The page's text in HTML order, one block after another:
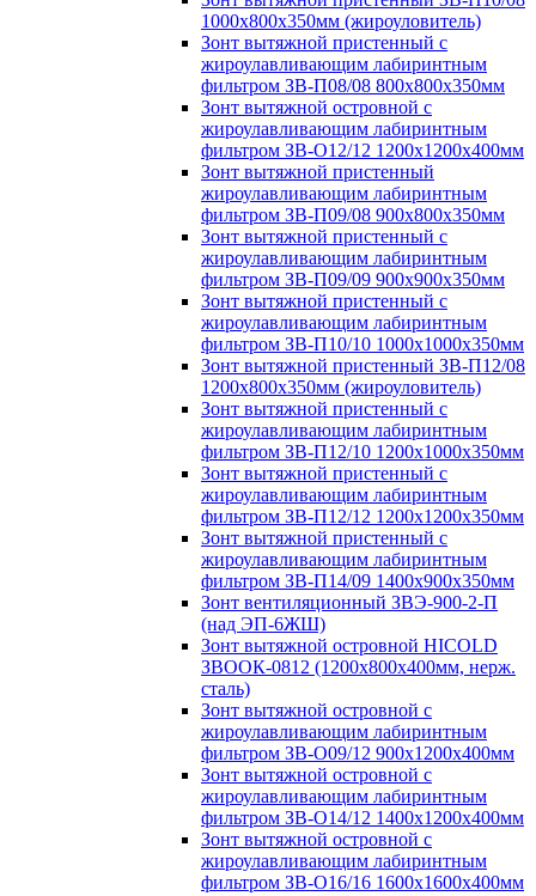
1000х800х350мм (жироуловитель)
Зонт вытяжной пристенный с
жироулавливающим лабиринтным
фильтром ЗВ-П08/08 800х800х350мм
Зонт вытяжной островной с
жироулавливающим лабиринтным
фильтром ЗВ-О12/12 1200х1200х400мм
Зонт вытяжной пристенный
жироулавливающим лабиринтным
фильтром ЗВ-П09/08 900х800х350мм
Зонт вытяжной пристенный с
жироулавливающим лабиринтным
фильтром ЗВ-П09/09 900х900х350мм
Зонт вытяжной пристенный с
жироулавливающим лабиринтным
фильтром ЗВ-П10/10 1000х1000х350мм
Зонт вытяжной пристенный ЗВ-П12/08
1200х800х350мм (жироуловитель)
Зонт вытяжной пристенный с
жироулавливающим лабиринтным
фильтром ЗВ-П12/10 1200х1000х350мм
Зонт вытяжной пристенный с
жироулавливающим лабиринтным
фильтром ЗВ-П12/12 1200х1200х350мм
Зонт вытяжной пристенный с
жироулавливающим лабиринтным
фильтром ЗВ-П14/09 1400х900х350мм
Зонт вентиляционный ЗВЭ-900-2-П
(над ЭП-6ЖШ)
Зонт вытяжной островной HICOLD
ЗВООК-0812 (1200х800x400мм, нерж.
сталь)
Зонт вытяжной островной с
жироулавливающим лабиринтным
фильтром ЗВ-О09/12 900х1200х400мм
Зонт вытяжной островной с
жироулавливающим лабиринтным
фильтром ЗВ-О14/12 1400х1200х400мм
Зонт вытяжной островной с
жироулавливающим лабиринтным
фильтром ЗВ-О16/16 1600х1600х400мм